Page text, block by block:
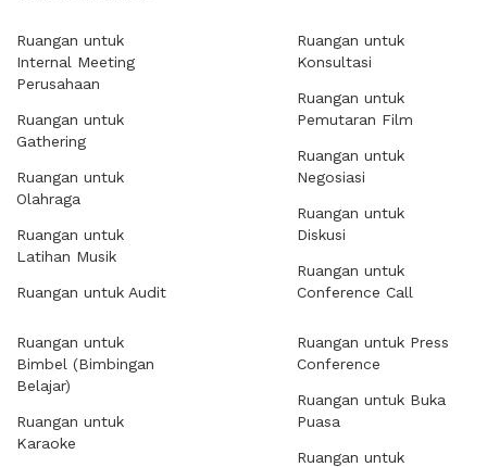
Ruangan untuk
Internal Meeting
Perusahaan
Ruangan untuk
Gathering
Ruangan untuk
Olahraga
Ruangan untuk
Latihan Musik
Ruangan untuk Audit
Ruangan untuk
Konsultasi
Ruangan untuk
Pemutaran Film
Ruangan untuk
Negosiasi
Ruangan untuk
Diskusi
Ruangan untuk
Conference Call
Ruangan untuk
Bimbel (Bimbingan
Belajar)
Ruangan untuk
Karaoke
Ruangan untuk Press
Conference
Ruangan untuk Buka
Puasa
Ruangan untuk